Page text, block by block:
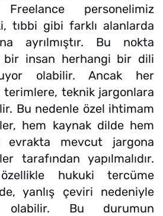
personelimiz
tıbbi gibi farklı alanlarda
ayrılmıştır. Bu nokta
bir insan herhangi bir dili
olabilir. Ancak her
teknik jargonlara
Bu nedenle özel ihtimam
hem kaynak dilde hem
mevcut jargona
tarafından yapılmalıdır.
hukuki tercüme
yanlış çeviri nedeniyle
olabilir. Bu durumun